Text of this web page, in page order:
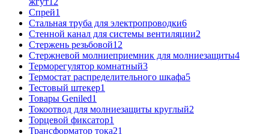
Спрей1
Стальная труба для электропроводки6
Стенной канал для системы вентиляции2
Стержень резьбовой12
Стержневой молниеприемник для молниезащиты4
Терморегулятор комнатный3
Термостат распределительного шкафа5
Тестовый штекер1
Товары Geniled1
Токоотвод для молниезащиты круглый2
Торцевой фиксатор1
Трансформатор тока21